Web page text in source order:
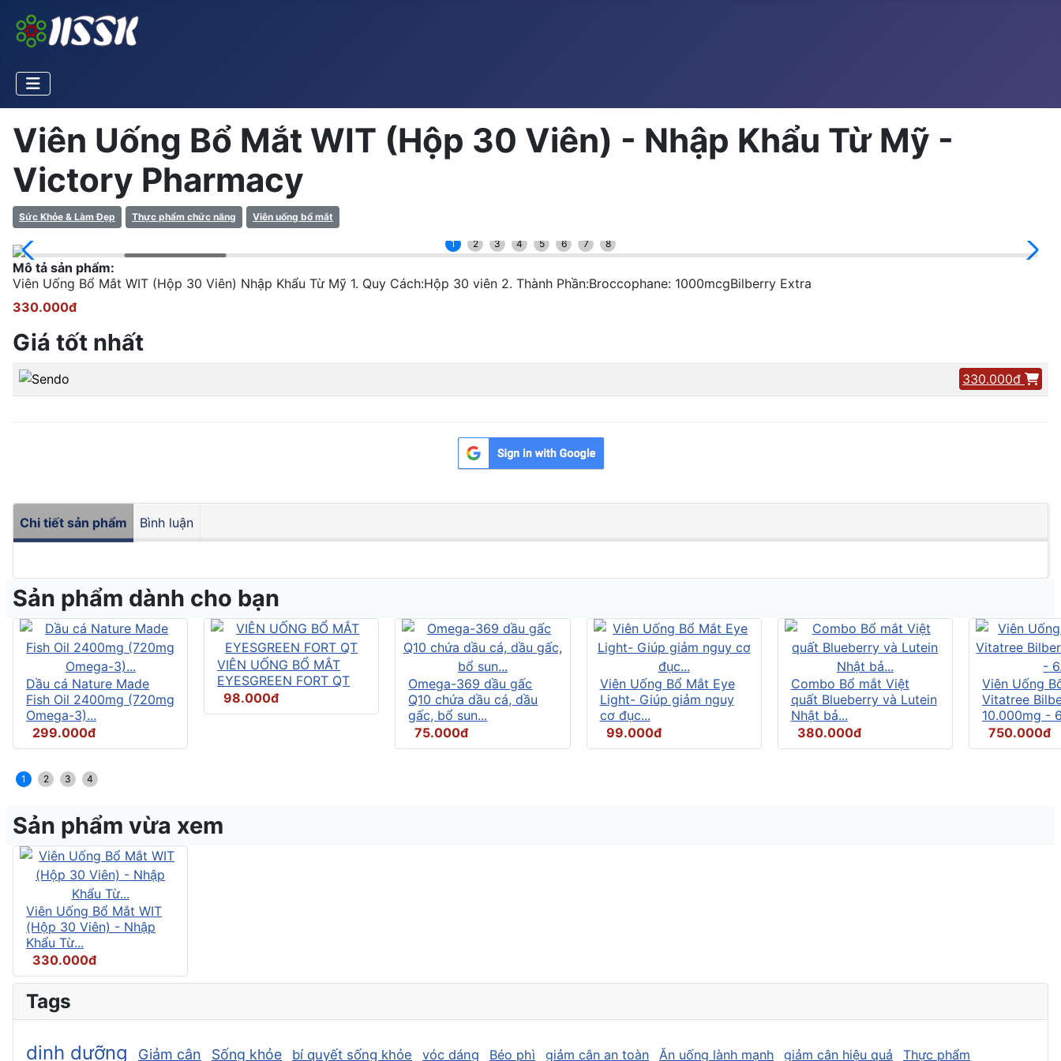
Viên Uống Bổ Mắt WIT (Hộp 30 Viên) - Nhập Khẩu Từ Mỹ -
Victory Pharmacy
Sức Khỏe & Làm Đẹp Thực phẩm chức năng Viên uống bổ mắt
1 2 3 4 5 6 7 8
Mô tả sản phẩm:
Viên Uống Bổ Mắt WIT (Hộp 30 Viên) Nhập Khẩu Từ Mỹ 1. Quy Cách:Hộp 30 viên 2. Thành Phần:Broccophane: 1000mcgBilberry Extra
330.000đ
Giá tốt nhất
330.000đ
Chi tiết sản phẩm Bình luận
Sản phẩm dành cho bạn
Dầu cá Nature Made
Fish Oil 2400mg (720mg
Omega-3)...
299.000đ
VIÊN UỐNG BỔ MẮT
EYESGREEN FORT QT
98.000đ
Omega-369 dầu gấc
Q10 chứa dầu cá, dầu
gấc, bổ sun...
75.000đ
Viên Uống Bổ Mắt Eye
Light- Giúp giảm nguy
cơ đục...
99.000đ
Combo Bổ mắt Việt
quất Blueberry và Lutein
Nhật bả...
380.000đ
Viên Uống
Vitatree
10.000mg -
750.000đ
1 2 3 4
Sản phẩm vừa xem
Viên Uống Bổ Mắt WIT
(Hộp 30 Viên) - Nhập
Khẩu Từ...
330.000đ
Tags
dinh dưỡng Giảm cân Sống khỏe bí quyết sống khỏe vóc dáng Béo phì giảm cân an toàn Ăn uống lành mạnh giảm cân hiệu quả Thực phẩm